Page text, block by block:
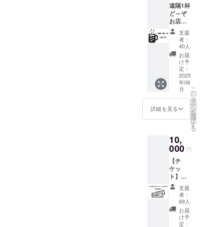
遠隔1杯
ど～ぞ
お店に
は行け
ないか
もしれ
ないけ
ど、応
援して
くださ
る方向
け。
【お礼
のメッ
セー
ジ】 感
持ちを
込め
て、お
礼の
メッ
セージ
をお送
りしま
す。 ・
ご支援
時には
メール
支援
者：
40人
お届
け予
定：
2025
年06
月
詳細を見る
こ
の
リ
タ
ー
ン
を
選
択
す
る
10,
000 円
【チ
ケッ
ト】
「お店
一回見
に行く
よ！」
という
方向け
支援
者：
69人
お届
け予
定：